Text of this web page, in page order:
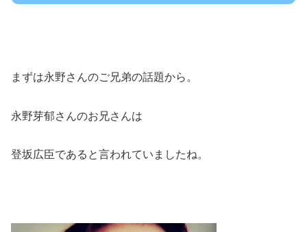
まずは永野さんのご兄弟の話題から。
永野芽郁さんのお兄さんは
登坂広臣であると言われていましたね。